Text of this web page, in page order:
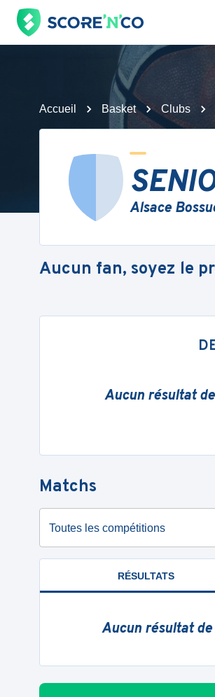
Accueil Basket Clubs
Alsace
Aucun fan, soyez le
Aucun résultat
Matchs
Toutes les compétitions
RÉSULTATS
Aucun résultat